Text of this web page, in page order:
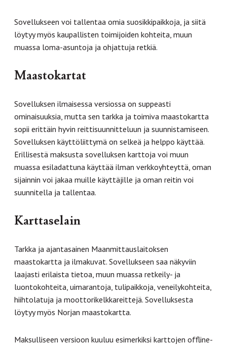
Sovellukseen voi tallentaa omia suosikkipaikkoja, ja siitä
löytyy myös kaupallisten toimijoiden kohteita, muun
muassa loma-asuntoja ja ohjattuja retkiä.
Maastokartat
Sovelluksen ilmaisessa versiossa on suppeasti
ominaisuuksia, mutta sen tarkka ja toimiva maastokartta
sopii erittäin hyvin reittisuunnitteluun ja suunnistamiseen.
Sovelluksen käyttöliittymä on selkeä ja helppo käyttää.
Erillisestä maksusta sovelluksen karttoja voi muun
muassa esiladattuna käyttää ilman verkkoyhteyttä, oman
sijainnin voi jakaa muille käyttäjille ja oman reitin voi
suunnitella ja tallentaa.
Karttaselain
Tarkka ja ajantasainen Maanmittauslaitoksen
maastokartta ja ilmakuvat. Sovellukseen saa näkyviin
laajasti erilaista tietoa, muun muassa retkeily- ja
luontokohteita, uimarantoja, tulipaikkoja, veneilykohteita,
hiihtolatuja ja moottorikelkkareittejä. Sovelluksesta
löytyy myös Norjan maastokartta.
Maksulliseen versioon kuuluu esimerkiksi karttojen offline-